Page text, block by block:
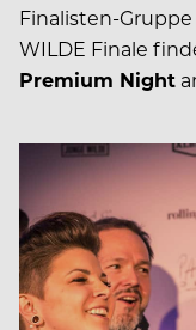
Finalisten-
WILDE Finale
Premium Night